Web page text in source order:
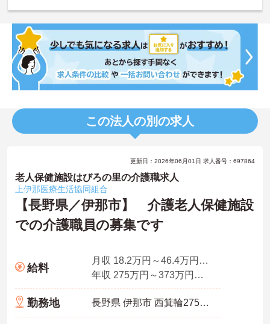
この法人の別の求人
更新日：2026年06月01日 求人番号：697864
老人保健施設はびろの里の介護職求人
上伊那医療生活協同組合
【長野県／伊那市】 介護老人保健施設
での介護職員の募集です
給料
月収 18.2万円～46.4万円程度（賃金（A＋B））
年収 275万円～373万円程度（賞与込）
勤務地 長野県 伊那市 西箕輪2758-1